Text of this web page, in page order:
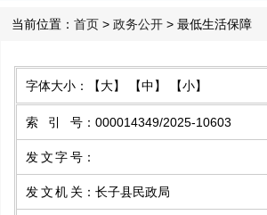
当前位置： 首页 > 政务公开 > 最低生活保障
字体大小： 【大】 【中】 【小】
索引号 ： 000014349/2025-10603
发文字号 ：
发文机关 ： 长子县民政局